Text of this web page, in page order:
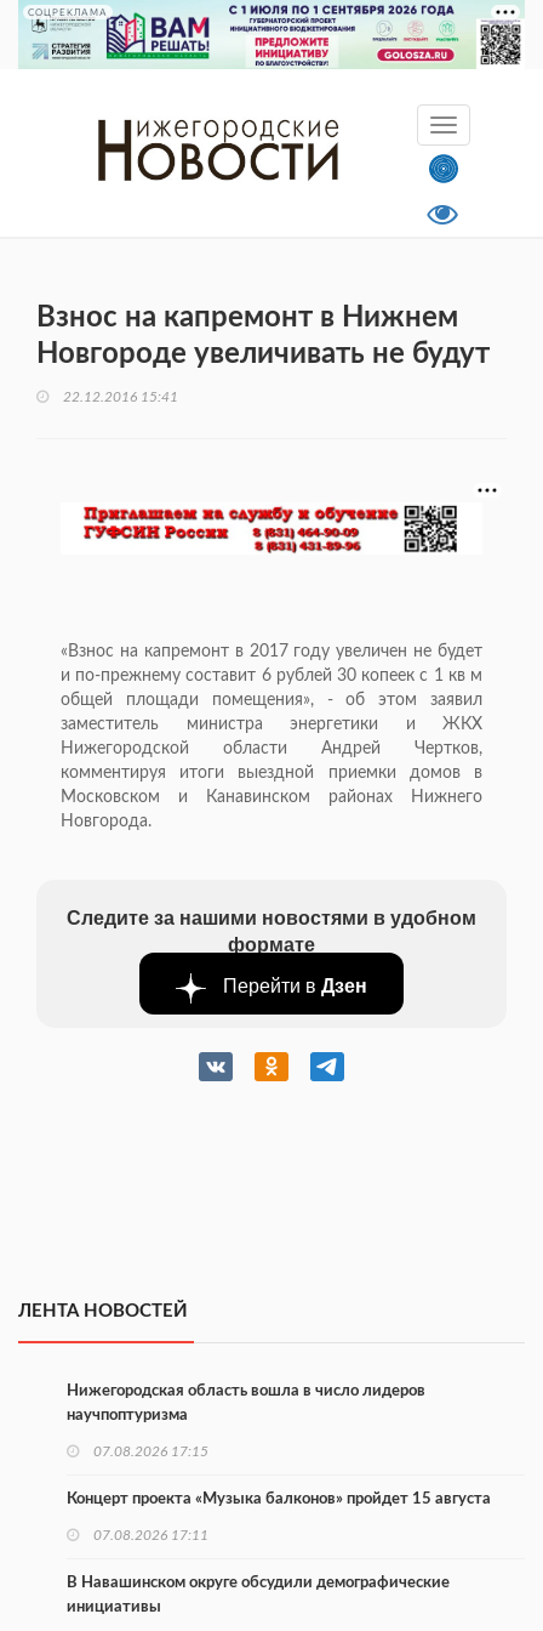
СОЦРЕКЛАМА
Взнос на капремонт в Нижнем
Новгороде увеличивать не будут
22.12.2016 15:41
«Взнос на капремонт в 2017 году увеличен не будет
и по-прежнему составит 6 рублей 30 копеек с 1 кв м
общей площади помещения», - об этом заявил
заместитель министра энергетики и ЖКХ
Нижегородской области Андрей Чертков,
комментируя итоги выездной приемки домов в
Московском и Канавинском районах Нижнего
Новгорода.
Следите за нашими новостями в удобном
формате
Перейти в Дзен
ЛЕНТА НОВОСТЕЙ
Нижегородская область вошла в число лидеров
научпоптуризма
07.08.2026 17:15
Концерт проекта «Музыка балконов» пройдет 15 августа
07.08.2026 17:11
В Навашинском округе обсудили демографические
инициативы